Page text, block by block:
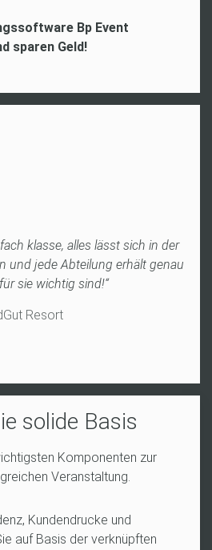
Bp Event
sparen Geld!
klasse, alles lässt sich in der
und jede Abteilung erhält genau
sie wichtig sind!“
Resort
solide Basis
Komponenten zur
Veranstaltung.
Kundendrucke und
auf Basis der verknüpften